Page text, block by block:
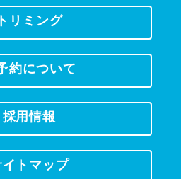
リミング
約について
採用情報
イトマップ